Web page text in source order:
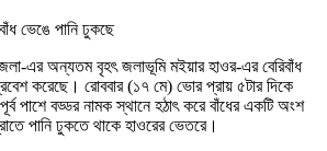
ভেঙে পানি ঢুকছে
-এর অন্যতম বৃহৎ জলাভূমিমইয়ার হাওর-এর বেরিবাঁধ
করেছে। রোববার (১৭ মে) ভোর প্রায় ৫টার দিকে
পাশে বড্ডর নামক স্থানে হঠাৎ করে বাঁধের একটি অংশ
পানি ঢুকতে থাকে হাওরের ভেতরে।